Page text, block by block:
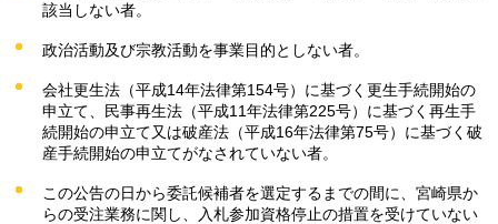
該当しない者。
政治活動及び宗教活動を事業目的としない者。
会社更生法（平成14年法律第154号）に基づく更生手続開始の
申立て、民事再生法（平成11年法律第225号）に基づく再生手
続開始の申立て又は破産法（平成16年法律第75号）に基づく破
産手続開始の申立てがなされていない者。
この公告の日から委託候補者を選定するまでの間に、宮崎県か
らの受注業務に関し、入札参加資格停止の措置を受けていない